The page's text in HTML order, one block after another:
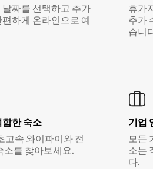
짜를 선택하고 추가
하게 온라인으로 예
휴가
추가
습니
한 숙소
고속 와이파이와 전
소를 찾아보세요.
기업
모든
소는
다.